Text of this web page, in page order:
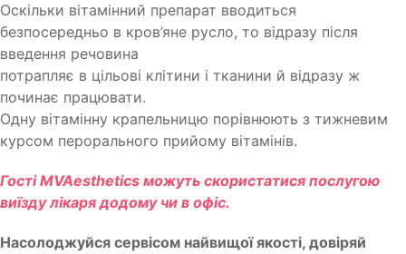
Оскільки вітамінний препарат вводиться
безпосередньо в кров’яне русло, то відразу після
введення речовина
потрапляє в цільові клітини і тканини й відразу ж
починає працювати.
Одну вітамінну крапельницю порівнюють з тижневим
курсом перорального прийому вітамінів.
Гості MVAesthetics можуть скористатися послугою
виїзду лікаря додому чи в офіс.
Насолоджуйся сервісом найвищої якості, довіряй